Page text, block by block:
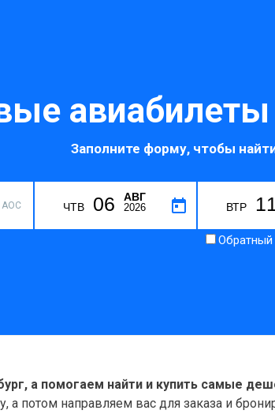
авиабилеты
Заполните форму, чтобы
AOC ЧТВ 06 АВГ
2026 ВТР 11
Обратный
а помогаем найти и купить самые
а потом направляем вас для заказа и